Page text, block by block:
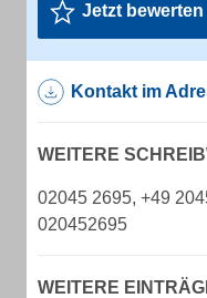
Jetzt bewerten
Kontakt im
WEITERE
02045 2695, +49
020452695
WEITERE